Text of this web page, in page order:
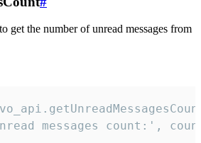
get the number of unread messages from
messages count:',